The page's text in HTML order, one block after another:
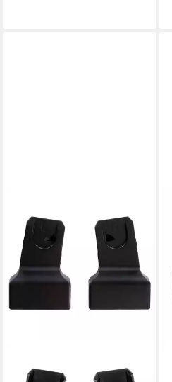
Kinderwagen-Adapter Hauck